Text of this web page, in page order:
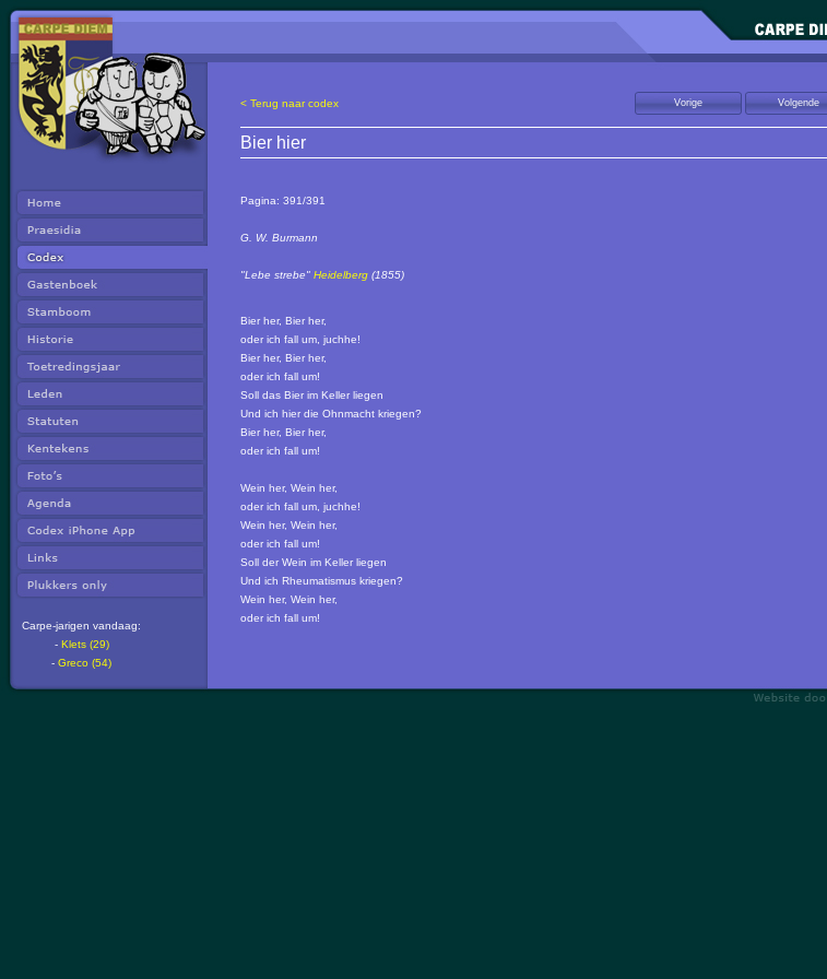
Carpe-jarigen vandaag:
- Klets (29)
- Greco (54)
< Terug naar codex
Bier hier
Pagina: 391/391
G. W. Burmann
"Lebe strebe" Heidelberg (1855)
Bier her, Bier her,
oder ich fall um, juchhe!
Bier her, Bier her,
oder ich fall um!
Soll das Bier im Keller liegen
Und ich hier die Ohnmacht kriegen?
Bier her, Bier her,
oder ich fall um!
Wein her, Wein her,
oder ich fall um, juchhe!
Wein her, Wein her,
oder ich fall um!
Soll der Wein im Keller liegen
Und ich Rheumatismus kriegen?
Wein her, Wein her,
oder ich fall um!